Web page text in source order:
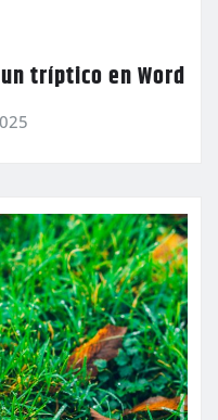
tríptico en Word